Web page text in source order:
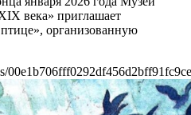
века» приглашает
организованную